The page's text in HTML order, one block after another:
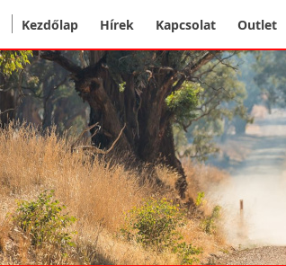
Kezdőlap Hírek Kapcsolat Outlet